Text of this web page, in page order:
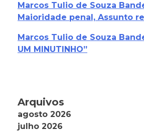
Marcos Tulio de Souza
Maioridade penal, Assunto
Marcos Tulio de Souza
UM MINUTINHO”
Arquivos
agosto 2026
julho 2026